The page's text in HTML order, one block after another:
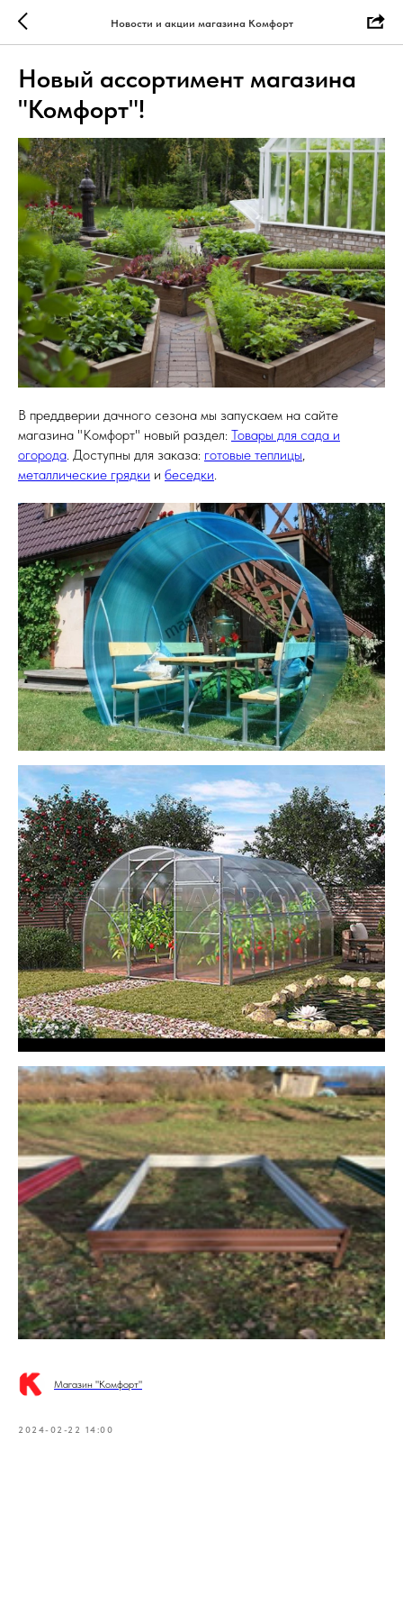
Новости и акции магазина Комфорт
Новый ассортимент магазина
"Комфорт"!
В преддверии дачного сезона мы запускаем на сайте
магазина "Комфорт" новый раздел: Товары для сада и
огорода. Доступны для заказа: готовые теплицы,
металлические грядки и беседки.
Магазин "Комфорт"
2024-02-22 14:00